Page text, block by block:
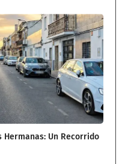
Hermanas: Un Recorrido